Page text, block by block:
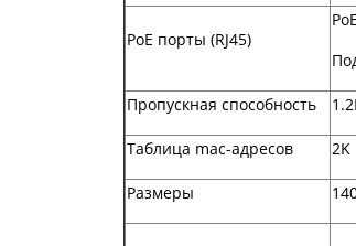
PoE порты (RJ45)
Пропускная способность
Таблица mac-адресов 2K
Размеры